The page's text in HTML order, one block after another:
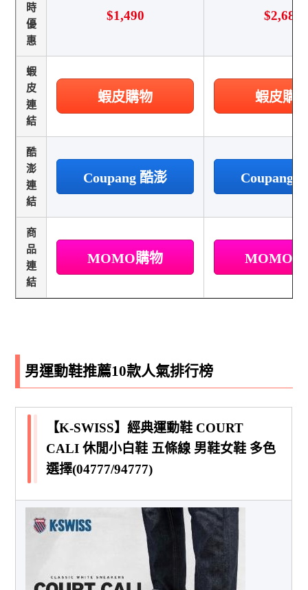
時
優
惠
$1,490 $2,682
蝦
皮
連
結
蝦皮購物 蝦皮購
酷
澎
連
結
Coupang 酷澎 Coupang
商
品
連
結
MOMO購物 MOMO
男運動鞋推薦10款人氣排行榜
【K-SWISS】經典運動鞋 COURT
CALI 休閒小白鞋 五條線 男鞋女鞋 多色
選擇(04777/94777)